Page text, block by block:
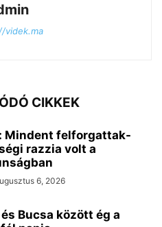
videk.ma
CIKKEK
Mindent felforgattak-
razzia volt a
6, 2026
Bucsa között ég a